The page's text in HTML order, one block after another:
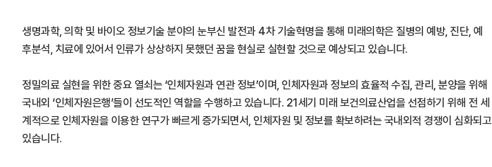
생명과학, 의학 및 바이오 정보기술 분야의 눈부신 발전과 4차 기술혁명을 통해 미래의학은 질병의 예방, 진단, 예
후분석, 치료에 있어서 인류가 상상하지 못했던 꿈을 현실로 실현할 것으로 예상되고 있습니다.
정밀의료 실현을 위한 중요 열쇠는 ‘인체자원과 연관 정보’이며, 인체자원과 정보의 효율적 수집, 관리, 분양을 위해
국내외 ‘인체자원은행’들이 선도적인 역할을 수행하고 있습니다. 21세기 미래 보건의료산업을 선점하기 위해 전 세
계적으로 인체자원을 이용한 연구가 빠르게 증가되면서, 인체자원 및 정보를 확보하려는 국내외적 경쟁이 심화되고
있습니다.